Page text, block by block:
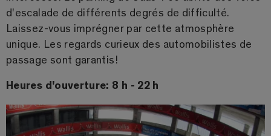
d'escalade de différents degrés de difficulté.
Laissez-vous imprégner par cette atmosphère
unique. Les regards curieux des automobilistes de
passage sont garantis!
Heures d'ouverture: 8 h - 22 h